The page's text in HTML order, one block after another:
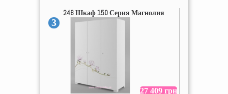
246 Шкаф 150 Серия Магнолия
3
27 409 грн